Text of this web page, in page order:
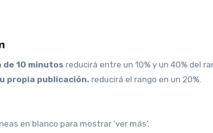
de 10 minutos reducirá entre un 10% y un 40% del
propia publicación. reducirá el rango en un 20%.
en blanco para mostrar ‘ver más’.